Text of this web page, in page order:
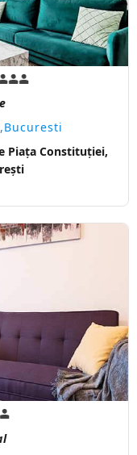
Piața Constituției,